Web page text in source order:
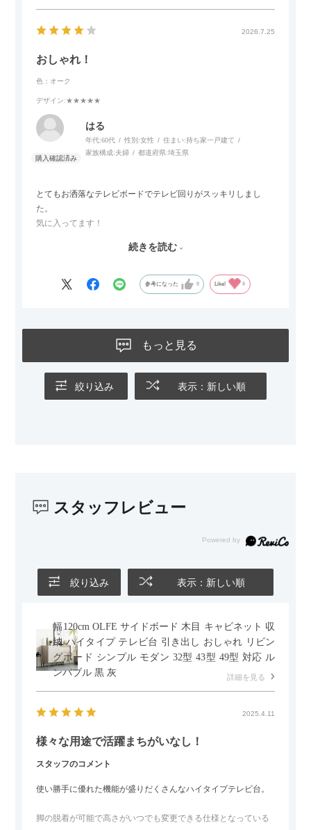
わが家のホテルライク×ジャパンディのインテリアにも自然にな
また、カウチのように足を伸ばしてくつろげるスタイルが理想
だったので、それが叶って大満足です。オットマンは自由に動
かせるため、普段はカウチとして使い、来客時には離してスツ
ールとして使えるなど、使い勝手の良さも魅力だと感じていま
2026.7.25
おしゃれ！
色：オーク
デザイン:★★★★★
はる
年代:60代 性別:女性 住まい:持ち家一戸建て
家族構成:夫婦 都道府県:埼玉県
とてもお洒落なテレビボードでテレビ回りがスッキリしまし
た。
気に入ってます！
Blu-rayレコーダーをボードの扉にしまったところリモコンが閉
なので星4つにします
続きを読む
参考になった 0 Like! 0
もっと見る
絞り込み 表示：新しい順
スタッフレビュー
絞り込み 表示：新しい順
幅120cm OLFE サイドボード 木目 キャビネット 収
納 ハイタイプ テレビ台 引き出し おしゃれ リビン
グボード シンプル モダン 32型 43型 49型 対応 ル
ンバブル 黒 灰
詳細を見る
2025.4.11
様々な用途で活躍まちがいなし！
スタッフのコメント
使い勝手に優れた機能が盛りだくさんなハイタイプテレビ台。
脚の脱着が可能で高さがいつでも変更できる仕様となっている